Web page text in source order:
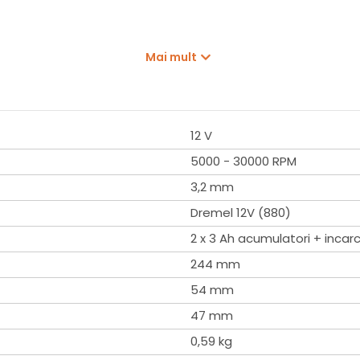
Mai mult
12 V
5000 - 30000 RPM
3,2 mm
Dremel 12V (880)
2 x 3 Ah acumulatori +
244 mm
54 mm
47 mm
0,59 kg